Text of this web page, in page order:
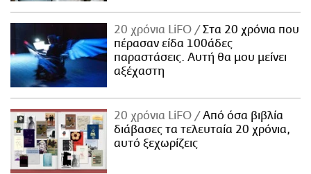
20 χρόνια LiFO
Στα 20 χρόνια που
πέρασαν είδα 100άδες
παραστάσεις. Αυτή θα μου μείνει
αξέχαστη
20 χρόνια LiFO
Από όσα βιβλία
διάβασες τα τελευταία 20 χρόνια,
αυτό ξεχωρίζεις